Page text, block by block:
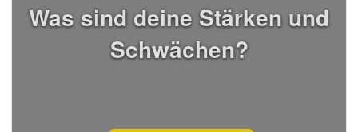
Was sind deine Stärken und
Schwächen?